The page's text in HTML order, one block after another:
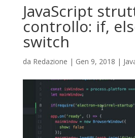
JavaScript
controllo: if,
switch
da Redazione | Gen 9, 2018 |